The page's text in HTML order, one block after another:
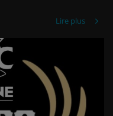
Lire plus